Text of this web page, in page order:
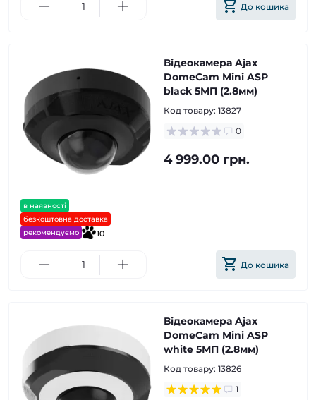
До кошика
в наявності
безкоштовна доставка
рекомендуємо
10
Відеокамера Ajax
DomeCam Mini ASP
black 5МП (2.8мм)
Код товару: 13827
0
4 999.00 грн.
До кошика
Відеокамера Ajax
DomeCam Mini ASP
white 5МП (2.8мм)
Код товару: 13826
1